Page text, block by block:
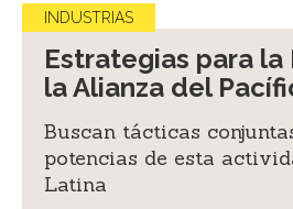
INDUSTRIAS
Estrategias para la
la Alianza del
Buscan tácticas
potencias de esta
Latina